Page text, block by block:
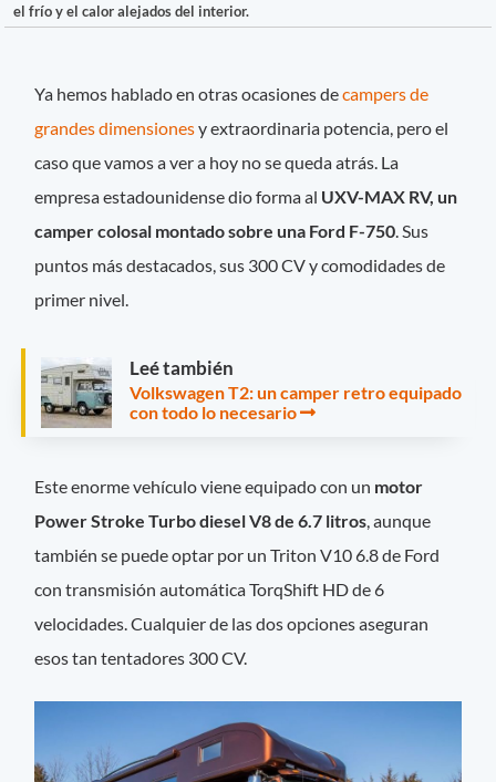
el frío y el calor alejados del interior.
Ya hemos hablado en otras ocasiones decampers de
grandes dimensionesy extraordinaria potencia, pero el
caso que vamos a ver a hoy no se queda atrás. La
empresa estadounidense dio forma al UXV-MAX RV, un
camper colosal montado sobre una Ford F-750 . Sus
puntos más destacados, sus 300 CV y comodidades de
primer nivel.
Leé también
Volkswagen T2: un camper retro equipado
con todo lo necesario
Este enorme vehículo viene equipado con un motor
Power Stroke Turbo diesel V8 de 6.7 litros, aunque
también se puede optar por un Triton V10 6.8 de Ford
con transmisión automática TorqShift HD de 6
velocidades. Cualquier de las dos opciones aseguran
esos tan tentadores 300 CV.